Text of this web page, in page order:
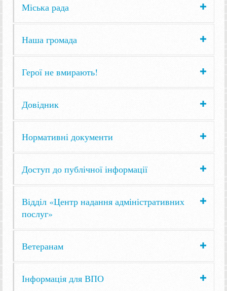
Міська рада
Наша громада
Герої не вмирають!
Довідник
Нормативні документи
Доступ до публічної інформації
Відділ «Центр надання адміністративних
послуг»
Ветеранам
Інформація для ВПО